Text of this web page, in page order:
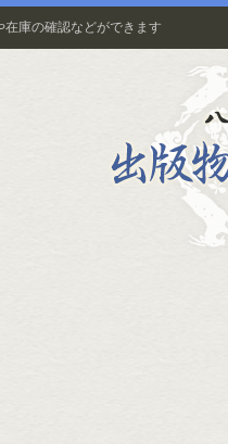
庫の確認などができます